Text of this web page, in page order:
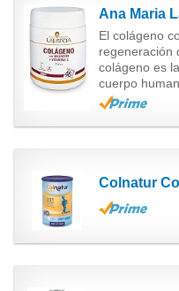
El colágeno
regeneración
colágeno es
cuerpo